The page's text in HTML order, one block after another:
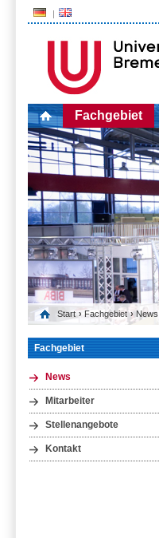
Fachgebiet
Start › Fachgebiet › News
Fachgebiet
News
Mitarbeiter
Stellenangebote
Kontakt